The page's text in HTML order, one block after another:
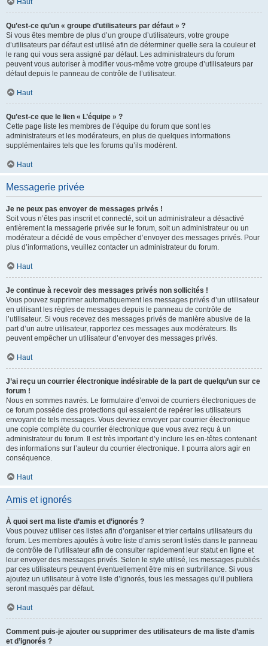
Haut
Qu’est-ce qu’un « groupe d’utilisateurs par défaut » ?
Si vous êtes membre de plus d’un groupe d’utilisateurs, votre groupe
d’utilisateurs par défaut est utilisé afin de déterminer quelle sera la couleur et
le rang qui vous sera assigné par défaut. Les administrateurs du forum
peuvent vous autoriser à modifier vous-même votre groupe d’utilisateurs par
défaut depuis le panneau de contrôle de l’utilisateur.
Haut
Qu’est-ce que le lien « L’équipe » ?
Cette page liste les membres de l’équipe du forum que sont les
administrateurs et les modérateurs, en plus de quelques informations
supplémentaires tels que les forums qu’ils modèrent.
Haut
Messagerie privée
Je ne peux pas envoyer de messages privés !
Soit vous n’êtes pas inscrit et connecté, soit un administrateur a désactivé
entièrement la messagerie privée sur le forum, soit un administrateur ou un
modérateur a décidé de vous empêcher d’envoyer des messages privés. Pour
plus d’informations, veuillez contacter un administrateur du forum.
Haut
Je continue à recevoir des messages privés non sollicités !
Vous pouvez supprimer automatiquement les messages privés d’un utilisateur
en utilisant les règles de messages depuis le panneau de contrôle de
l’utilisateur. Si vous recevez des messages privés de manière abusive de la
part d’un autre utilisateur, rapportez ces messages aux modérateurs. Ils
peuvent empêcher un utilisateur d’envoyer des messages privés.
Haut
J’ai reçu un courrier électronique indésirable de la part de quelqu’un sur ce
forum !
Nous en sommes navrés. Le formulaire d’envoi de courriers électroniques de
ce forum possède des protections qui essaient de repérer les utilisateurs
envoyant de tels messages. Vous devriez envoyer par courrier électronique
une copie complète du courrier électronique que vous avez reçu à un
administrateur du forum. Il est très important d’y inclure les en-têtes contenant
des informations sur l’auteur du courrier électronique. Il pourra alors agir en
conséquence.
Haut
Amis et ignorés
À quoi sert ma liste d’amis et d’ignorés ?
Vous pouvez utiliser ces listes afin d’organiser et trier certains utilisateurs du
forum. Les membres ajoutés à votre liste d’amis seront listés dans le panneau
de contrôle de l’utilisateur afin de consulter rapidement leur statut en ligne et
leur envoyer des messages privés. Selon le style utilisé, les messages publiés
par ces utilisateurs peuvent éventuellement être mis en surbrillance. Si vous
ajoutez un utilisateur à votre liste d’ignorés, tous les messages qu’il publiera
seront masqués par défaut.
Haut
Comment puis-je ajouter ou supprimer des utilisateurs de ma liste d’amis
et d’ignorés ?